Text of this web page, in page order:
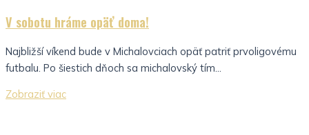
V sobotu hráme opäť doma!
Najbližší víkend bude v Michalovciach opäť patriť prvoligovému
futbalu. Po šiestich dňoch sa michalovský tím...
Zobraziť viac